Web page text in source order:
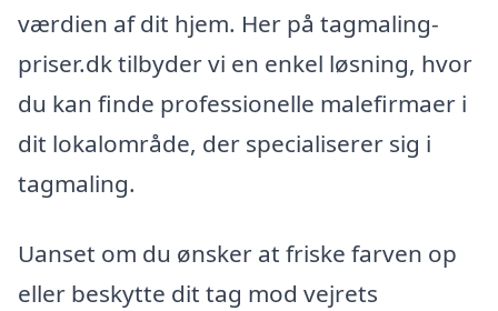
værdien af dit hjem. Her på tagmaling-
priser.dk tilbyder vi en enkel løsning, hvor
du kan finde professionelle malefirmaer i
dit lokalområde, der specialiserer sig i
tagmaling.
Uanset om du ønsker at friske farven op
eller beskytte dit tag mod vejrets